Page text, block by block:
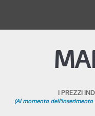
I PREZZI
(Al momento dell'inserimento